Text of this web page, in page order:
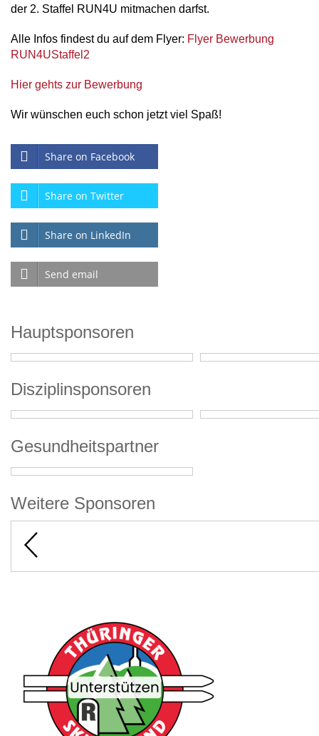
der 2. Staffel RUN4U mitmachen darfst.
Alle Infos findest du auf dem Flyer: Flyer Bewerbung
RUN4UStaffel2
Hier gehts zur Bewerbung
Wir wünschen euch schon jetzt viel Spaß!
Share on Facebook
Share on Twitter
Share on LinkedIn
Send email
Hauptsponsoren
Disziplinsponsoren
Gesundheitspartner
Weitere Sponsoren